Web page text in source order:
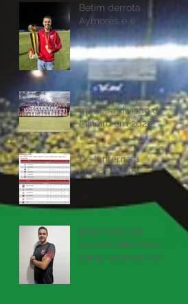
Betim derrota
Aymorés e é
campeão do
Módulo II do Mineiro
Betim vai disputar a
primeira divisão do
Mineiro em 2025
De lanterna a
classificação!
Betim Futebol
anuncia Alex Nascif
como novo técnico